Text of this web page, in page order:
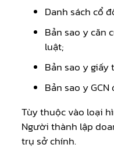
Danh sách cổ
Bản sao y căn
luật;
Bản sao y
Bản sao y
Tùy thuộc vào loại
Người thành lập
trụ sở chính.